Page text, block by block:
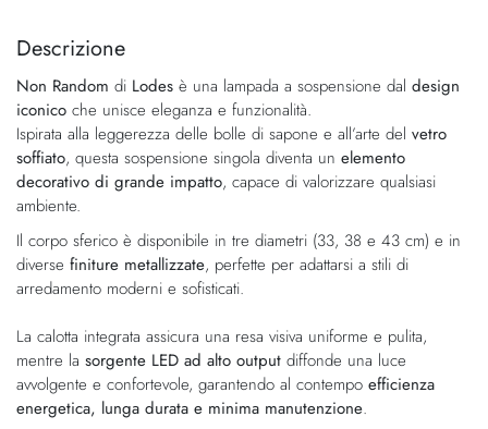
fine
galleria
di
immagini
della
di
immagini
Descrizione
Non Random di Lodes è una lampada a sospensione dal design
iconico che unisce eleganza e funzionalità.
Ispirata alla leggerezza delle bolle di sapone e all’arte del vetro
soffiato, questa sospensione singola diventa un elemento
decorativo di grande impatto, capace di valorizzare qualsiasi
ambiente.
Il corpo sferico è disponibile in tre diametri (33, 38 e 43 cm) e in
diverse finiture metallizzate, perfette per adattarsi a stili di
arredamento moderni e sofisticati.
La calotta integrata assicura una resa visiva uniforme e pulita,
mentre la sorgente LED ad alto output diffonde una luce
avvolgente e confortevole, garantendo al contempo efficienza
energetica, lunga durata e minima manutenzione.